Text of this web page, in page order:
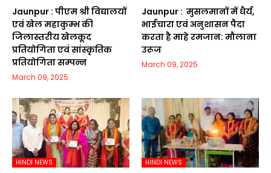
Jaunpur :​ पीएम श्री विद्यालयों
एवं खेल महाकुम्भ की
जिलास्तरीय खेलकूद
प्रतियोगिता एवं सांस्कृतिक
प्रतियोगिता सम्पन्न
March 09, 2025
Jaunpur : ​ मुसलमानों में धैर्य,
भाईचारा एवं अनुशासन पैदा
करता है माहे रमजान: मौलाना
उरूज
March 09, 2025
HINDI NEWS HINDI NEWS